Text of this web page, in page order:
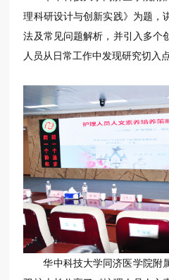
理科研设计与创新实践》为题，
法及常见问题解析，并引入多个
人员从日常工作中发现研究切入点
华中科技大学同济医学院附